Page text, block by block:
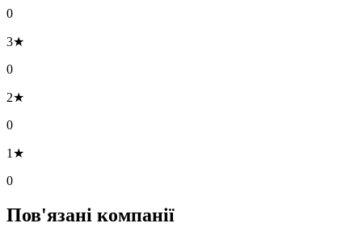
0
3★
0
2★
0
1★
0
Пов'язані компанії